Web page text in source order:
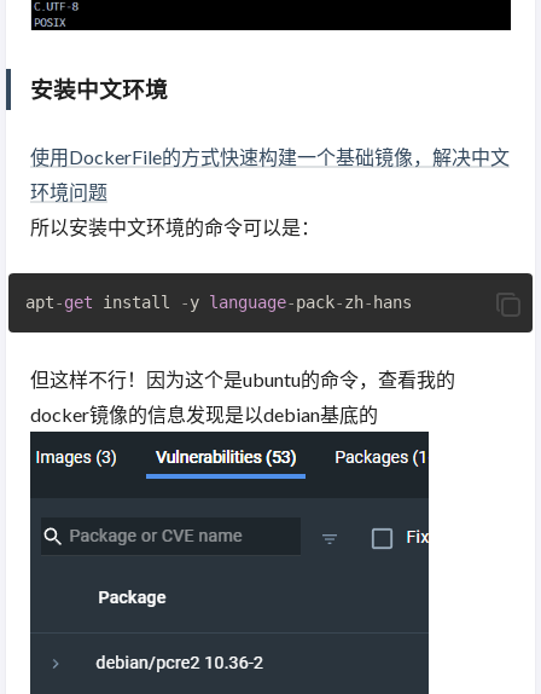
安装中文环境
使用DockerFile的方式快速构建一个基础镜像，解决中文
环境问题
所以安装中文环境的命令可以是：
apt-get install -y language-pack-zh-
但这样不行！因为这个是ubuntu的命令，查看我的
docker镜像的信息发现是以debian基底的